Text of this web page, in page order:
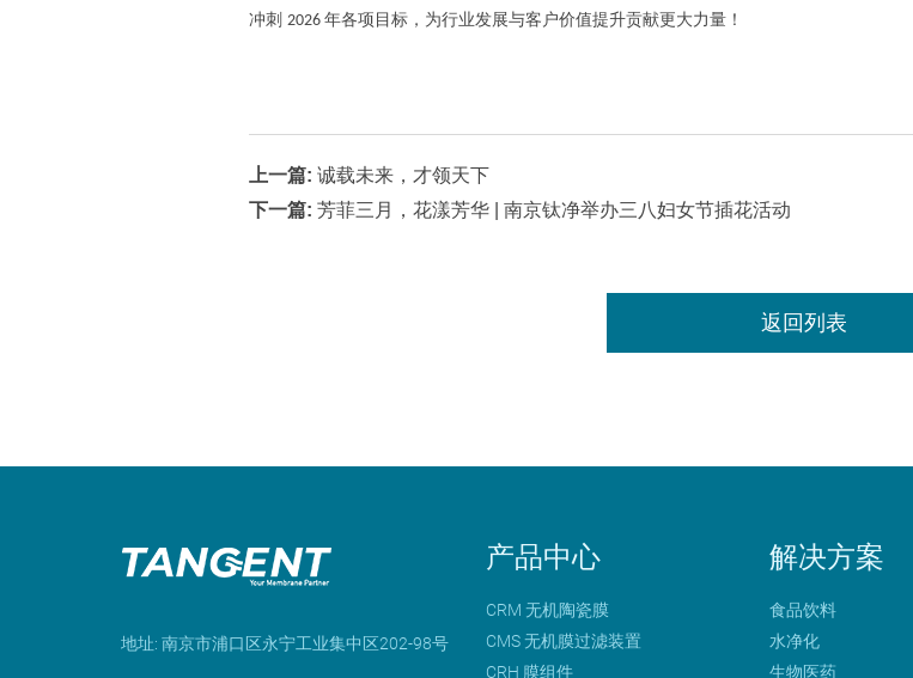
冲刺 2026年各项目标，为行业发展与客户价值提升贡献更大力量！
上一篇:诚载未来，才领天下
下一篇: 芳菲三月，花漾芳华 | 南京钛净举办三八妇女节插花活动
返回列表
地址: 南京市浦口区永宁工业集中区202-98号
产品中心
CRM 无机陶瓷膜
CMS 无机膜过滤装置
CRH 膜组件
解决方案
食品饮料
水净化
生物医药